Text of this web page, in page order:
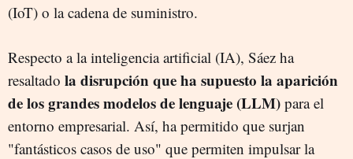
(IoT) o la cadena de suministro.
Respecto a la inteligencia artificial (IA), Sáez ha
resaltado la disrupción que ha supuesto la aparición
de los grandes modelos de lenguaje (LLM) para el
entorno empresarial. Así, ha permitido que surjan
"fantásticos casos de uso" que permiten impulsar la